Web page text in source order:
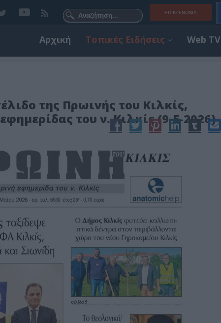
ΕΠΙΚΟΙΝΩΝΊΑ
Αρχική Τοπικές Ειδήσεις Web TV
της Πρωινής του Κιλκίς,
του ν. Κιλκίς (9-5-2026)